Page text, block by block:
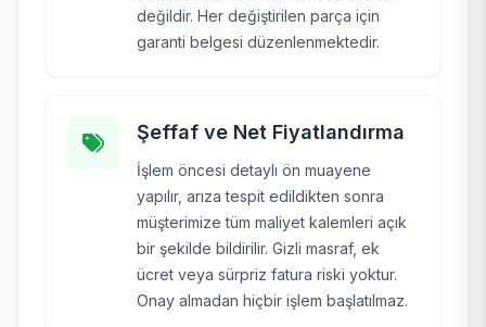
değildir. Her değiştirilen parça için
garanti belgesi düzenlenmektedir.
Şeffaf ve Net Fiyatlandırma
İşlem öncesi detaylı ön muayene
yapılır, arıza tespit edildikten sonra
müşterimize tüm maliyet kalemleri açık
bir şekilde bildirilir. Gizli masraf, ek
ücret veya sürpriz fatura riski yoktur.
Onay almadan hiçbir işlem başlatılmaz.